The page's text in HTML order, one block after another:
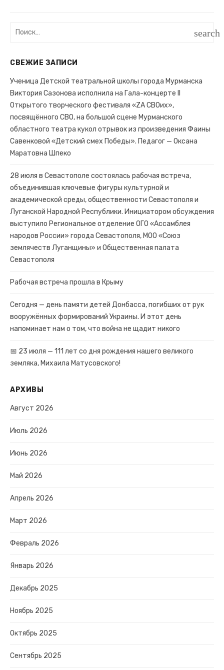
Поиск: search
СВЕЖИЕ ЗАПИСИ
Ученица Детской театральной школы города Мурманска
Виктория Сазонова исполнила на Гала-концерте II
Открытого творческого фестиваля «ZA СВОих»,
посвящённого СВО, на большой сцене Мурманского
областного театра кукол отрывок из произведения Фаины
Савенковой «Детский смех Победы». Педагог — Оксана
Маратовна Шпеко
28 июля в Севастополе состоялась рабочая встреча,
объединившая ключевые фигуры культурной и
академической среды, общественности Севастополя и
Луганской Народной Республики. Инициатором обсуждения
выступило Региональное отделение ОГО «Ассамблея
народов России» города Севастополя, МОО «Союз
землячеств Луганщины» и Общественная палата
Севастополя
Рабочая встреча прошла в Крыму
Сегодня — день памяти детей Донбасса, погибших от рук
вооружённых формирований Украины. И этот день
напоминает нам о том, что война не щадит никого
📅 23 июля — 111 лет со дня рождения нашего великого
земляка, Михаила Матусовского!
АРХИВЫ
Август 2026
Июль 2026
Июнь 2026
Май 2026
Апрель 2026
Март 2026
Февраль 2026
Январь 2026
Декабрь 2025
Ноябрь 2025
Октябрь 2025
Сентябрь 2025